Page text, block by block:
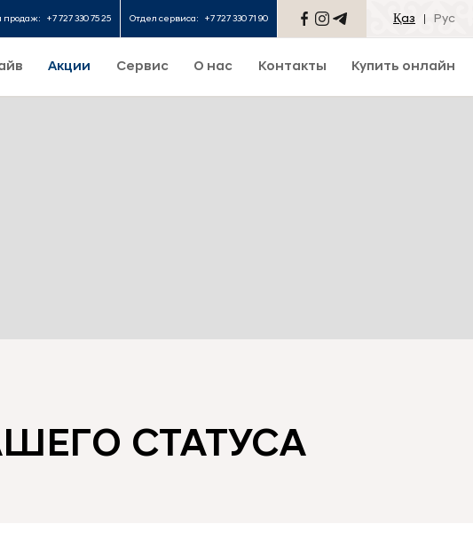
продаж: +7 727 330 75 25 Отдел сервиса: +7 727 330 71 90 Қаз Рус
Акции Сервис О нас Контакты Купить онлайн
СТАТУСА